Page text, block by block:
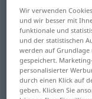
überspannt
Übersicht aller
(Für mehr Details
overspændt,
Wir verwenden
und wir besser mit
funktionale und
und der statistischen
werden auf
gespeichert.
personalisierter
durch einen Klick auf
geben. Klicken Sie